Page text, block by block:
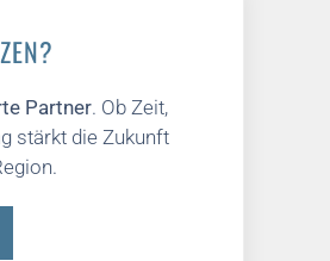
Partner. Ob Zeit,
stärkt die Zukunft